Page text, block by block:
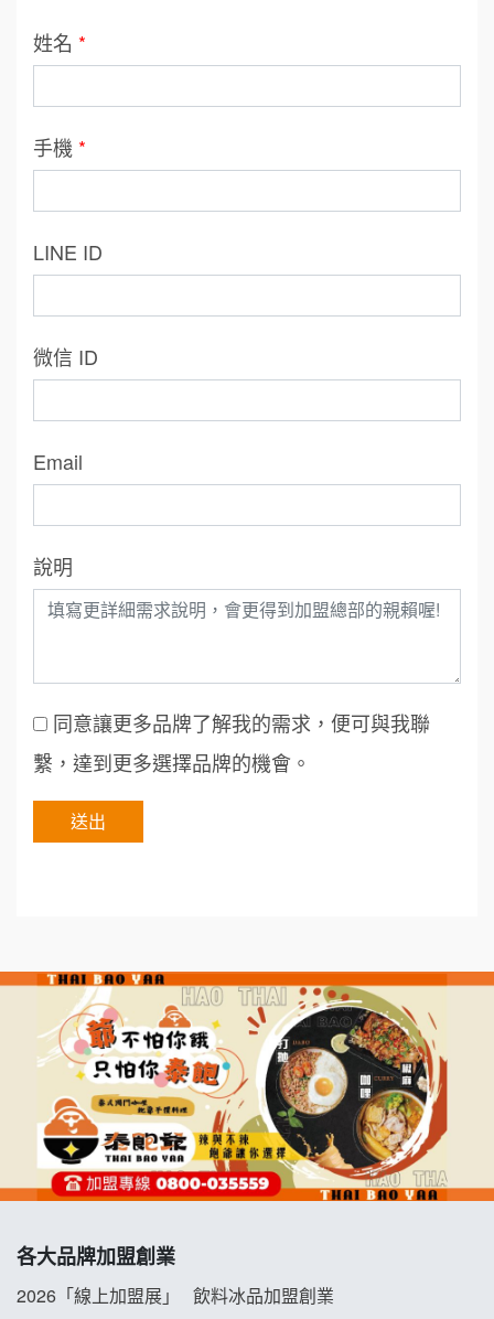
姓名 *
手機 *
LINE ID
微信 ID
Email
說明
同意讓更多品牌了解我的需求，便可與我聯
繫，達到更多選擇品牌的機會。
各大品牌加盟創業
2026「線上加盟展」
飲料冰品加盟創業